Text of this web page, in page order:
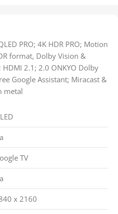
PRO; 4K HDR PRO; Motion
format, Dolby Vision &
2.1; 2.0 ONKYO Dolby
Google Assistant; Miracast &
metal
TV
x 2160